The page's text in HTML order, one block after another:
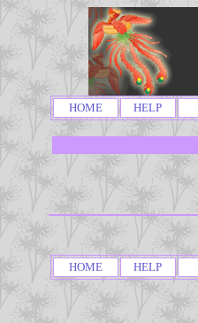
HOME HELP
HOME HELP